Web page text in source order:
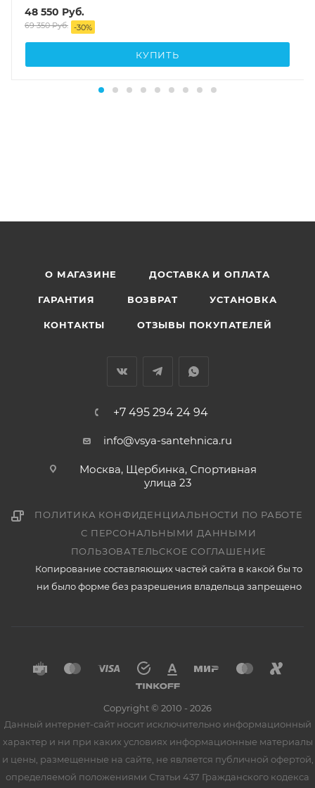
48 550 Руб.
69 350Руб. -30%
КУПИТЬ
О МАГАЗИНЕ ДОСТАВКА И ОПЛАТА
ГАРАНТИЯ ВОЗВРАТ УСТАНОВКА
КОНТАКТЫ ОТЗЫВЫ ПОКУПАТЕЛЕЙ
+7 495 294 24 94
info@vsya-santehnica.ru
Москва, Щербинка, Спортивная
улица 23
ПОЛИТИКА КОНФИДЕНЦИАЛЬНОСТИ ПО РАБОТЕ
С ПЕРСОНАЛЬНЫМИ ДАННЫМИ
ПОЛЬЗОВАТЕЛЬСКОЕ СОГЛАШЕНИЕ
Копирование составляющих частей сайта в какой бы то
ни было форме без разрешения владельца запрещено
Copyright © 2010 - 2026
Данный интернет-сайт носит исключительно информационный
характер и ни при каких условиях информационные материалы
и цены, размещенные на сайте, не является публичной офертой,
определяемой положениями Статьи 437 Гражданского кодекса